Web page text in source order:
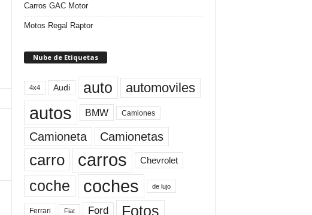
Carros GAC Motor
Motos Regal Raptor
Nube de Etiquetas
4x4 Audi auto automoviles
autos BMW Camiones
Camioneta Camionetas
carro carros Chevrolet
coche coches de lujo
Ferrari Fiat Ford Fotos